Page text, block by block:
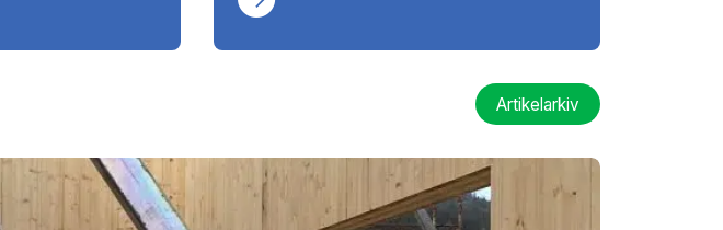
Artikelarkiv